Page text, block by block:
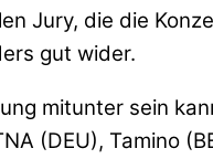
Jury, die die
gut wider.
mitunter sein
(DEU), Tamino